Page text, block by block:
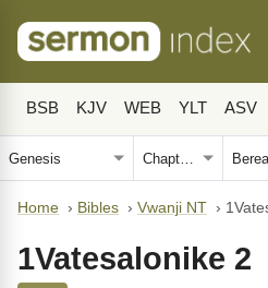
BSB KJV WEB YLT ASV
Home › Bibles › Vwanji NT ›
1Vatesalonike 2